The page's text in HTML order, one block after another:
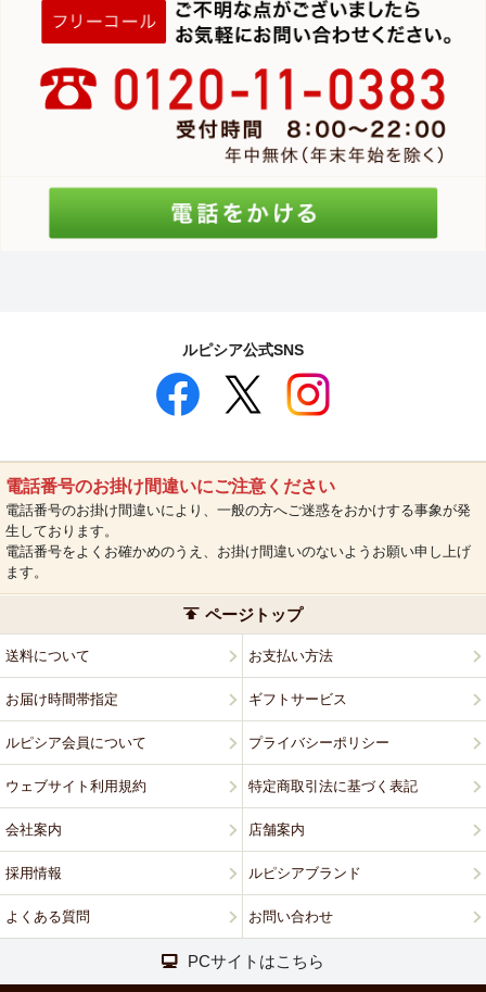
ルピシア公式SNS
電話番号のお掛け間違いにご注意ください
電話番号のお掛け間違いにより、一般の方へご迷惑をおかけする事象が発
生しております。
電話番号をよくお確かめのうえ、お掛け間違いのないようお願い申し上げ
ます。
ページトップ
送料について お支払い方法
お届け時間帯指定 ギフトサービス
ルピシア会員について プライバシーポリシー
ウェブサイト利用規約 特定商取引法に基づく表記
会社案内 店舗案内
採用情報 ルピシアブランド
よくある質問 お問い合わせ
PCサイトはこちら